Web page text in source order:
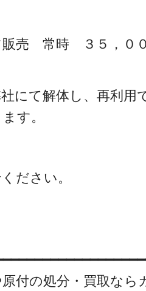
販売 常時 ３５，０
にて解体し、再利用
す。
ださい。
付の処分・買取なら